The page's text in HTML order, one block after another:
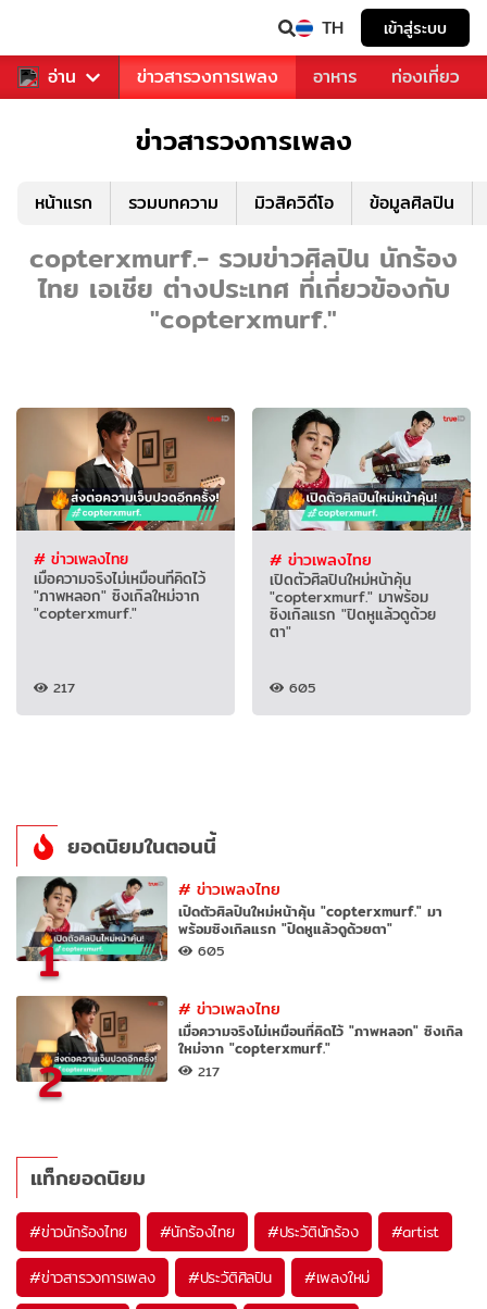
TH เข้าสู่ระบบ
อ่าน
ข่าวบันเทิง ข่าวสารวงการเพลง อาหาร ท่องเที่ยว
ข่าวสารวงการเพลง
หน้าแรก รวมบทความ มิวสิควิดีโอ ข้อมูลศิลปิน
copterxmurf.- รวมข่าวศิลปิน นักร้อง
ไทย เอเชีย ต่างประเทศ ที่เกี่ยวข้องกับ
"copterxmurf."
# ข่าวเพลงไทย
เมื่อความจริงไม่เหมือนที่คิดไว้
"ภาพหลอก" ซิงเกิลใหม่จาก
"copterxmurf."
217
# ข่าวเพลงไทย
เปิดตัวศิลปินใหม่หน้าคุ้น
"copterxmurf." มาพร้อม
ซิงเกิลแรก "ปิดหูแล้วดูด้วย
ตา"
605
ยอดนิยมในตอนนี้
1
#ข่าวเพลงไทย
เปิดตัวศิลปินใหม่หน้าคุ้น "copterxmurf." มา
พร้อมซิงเกิลแรก "ปิดหูแล้วดูด้วยตา"
605
2
#ข่าวเพลงไทย
เมื่อความจริงไม่เหมือนที่คิดไว้ "ภาพหลอก" ซิงเกิล
ใหม่จาก "copterxmurf."
217
แท็กยอดนิยม
#ข่าวนักร้องไทย #นักร้องไทย #ประวัตินักร้อง #artist
#ข่าวสารวงการเพลง #ประวัติศิลปิน #เพลงใหม่